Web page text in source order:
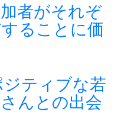
者がそれぞ
ることに価
ティブな若
んとの出会